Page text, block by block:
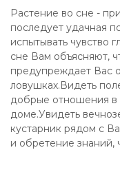
Растение во сне -
последует удачная
испытывать чувство
сне Вам объясняют,
предупреждает Вас
ловушках.Видеть
добрые отношения в
доме.Увидеть
кустарник рядом с
и обретение знаний,